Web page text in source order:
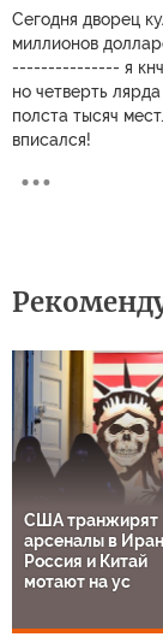
Сегодня дворец
миллионов
--------------- я
но четверть
полста тысяч
вписался!
США транжирят
арсеналы в
Россия и Китай
мотают на ус